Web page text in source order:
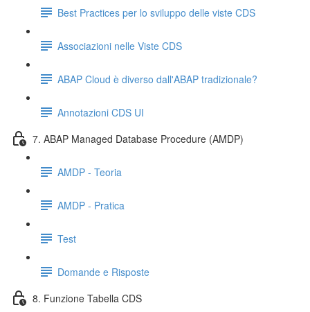
Best Practices per lo sviluppo delle viste CDS
Associazioni nelle Viste CDS
ABAP Cloud è diverso dall'ABAP tradizionale?
Annotazioni CDS UI
7. ABAP Managed Database Procedure (AMDP)
AMDP - Teoria
AMDP - Pratica
Test
Domande e Risposte
8. Funzione Tabella CDS